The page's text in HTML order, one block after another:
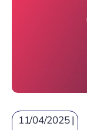
11/04/2025 |